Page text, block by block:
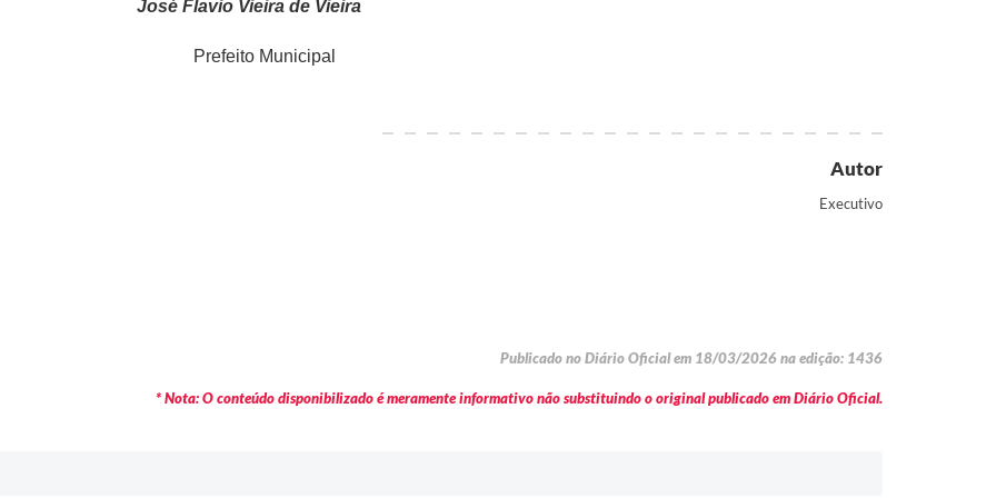
José Flavio Vieira de Vieira
Autor
Executivo
Publicado no Diário Oficial em 18/03/2026 na edição: 1436
* Nota: O conteúdo disponibilizado é meramente informativo não substituindo o original publicado em Diário Oficial.